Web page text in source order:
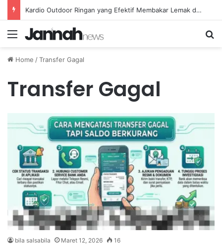
Kardio Outdoor Ringan yang Efektif Membakar Lemak dan Menyegarkan Tubuh Anda
Menu
Home /Transfer Gagal
Transfer Gagal
bila salsabila Maret 12, 2026 16